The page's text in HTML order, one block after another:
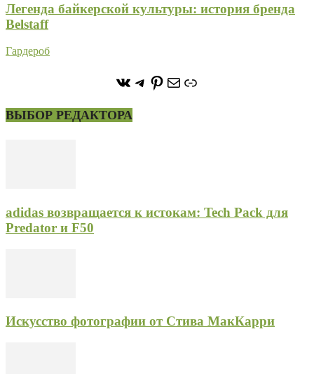
Легенда байкерской культуры: история бренда
Belstaff
Гардероб
https://vk.com/
https://t.me/stoneforest
https://
ПочтаСсылка
ВЫБОР РЕДАКТОРА
adidas возвращается к истокам: Tech Pack для
Predator и F50
Искусство фотографии от Стива МакКарри